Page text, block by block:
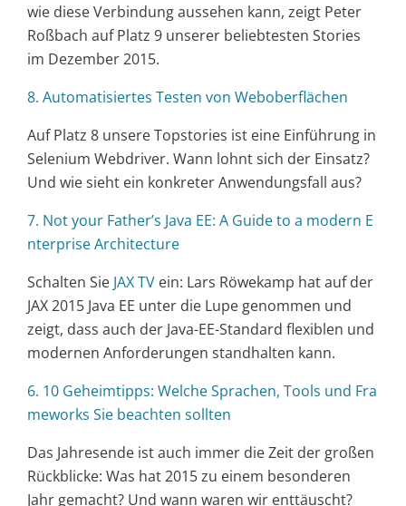
wie diese Verbindung aussehen kann, zeigt Peter
Roßbach auf Platz 9 unserer beliebtesten Stories
im Dezember 2015.
8. Automatisiertes Testen von Weboberflächen
Auf Platz 8 unsere Topstories ist eine Einführung in
Selenium Webdriver. Wann lohnt sich der Einsatz?
Und wie sieht ein konkreter Anwendungsfall aus?
7. Not your Father’s Java EE: A Guide to a modern E
nterprise Architecture
Schalten Sie JAX TV ein: Lars Röwekamp hat auf der
JAX 2015 Java EE unter die Lupe genommen und
zeigt, dass auch der Java-EE-Standard flexiblen und
modernen Anforderungen standhalten kann.
6. 10 Geheimtipps: Welche Sprachen, Tools und Fra
meworks Sie beachten sollten
Das Jahresende ist auch immer die Zeit der großen
Rückblicke: Was hat 2015 zu einem besonderen
Jahr gemacht? Und wann waren wir enttäuscht?